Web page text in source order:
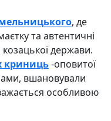
, де
та автентичні
держави.
криниць-оповитої
вшановували
особливою